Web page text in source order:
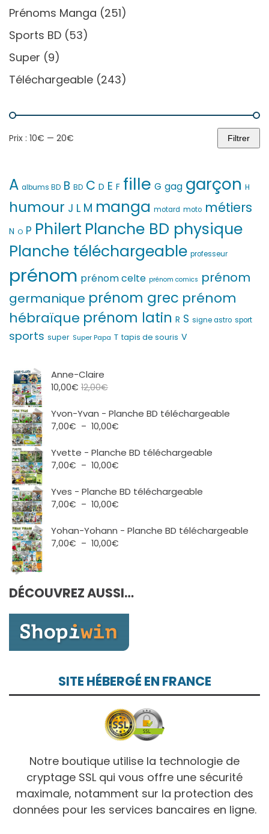
Prénoms Manga (251)
Sports BD (53)
Super (9)
Téléchargeable (243)
Prix
Prix
Filtrer
Prix : 10€ — 20€
A albums BD B BD C D E F fille G gag garçon H
humour J L M manga motard moto métiers
N O P Philert Planche BD physique
Planche téléchargeable professeur
prénom prénom celte prénom comics prénom
germanique prénom grec prénom
hébraïque prénom latin R S signe astro sport
sports super Super Papa T tapis de souris V
Anne-Claire
10,00€ 12,00€
Yvon-Yvan - Planche BD téléchargeable
7,00€ – 10,00€
prix :
10,00€
Yvette - Planche BD téléchargeable
7,00€ – 10,00€
prix :
10,00€
Yves - Planche BD téléchargeable
7,00€ – 10,00€
prix :
Yohan-Yohann - Planche BD téléchargeable
7,00€ – 10,00€
à
DÉCOUVREZ AUSSI…
SITE HÉBERGÉ EN FRANCE
Notre boutique utilise la technologie de
cryptage SSL qui vous offre une sécurité
maximale, notamment sur la protection des
données pour les services bancaires en ligne.